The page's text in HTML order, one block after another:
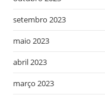
setembro 2023
maio 2023
abril 2023
março 2023